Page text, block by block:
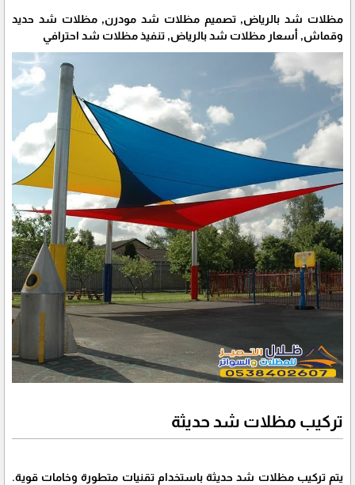
مظلات شد بالرياض, تصميم مظلات شد مودرن, مظلات شد حديد
وقماش, أسعار مظلات شد بالرياض, تنفيذ مظلات شد احترافي
تركيب مظلات شد حديثة
يتم تركيب مظلات شد حديثة باستخدام تقنيات متطورة وخامات قوية.